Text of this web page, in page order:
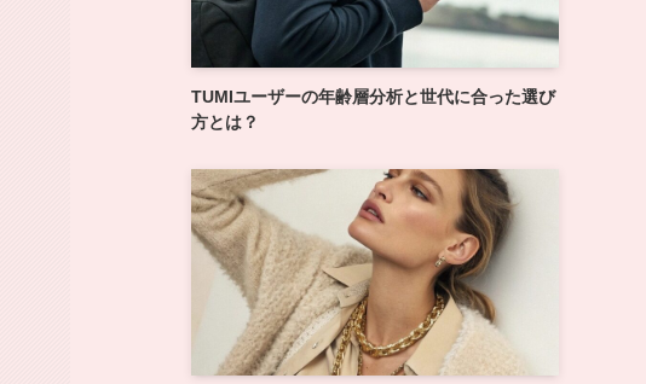
TUMIユーザーの年齢層分析と世代に合った選び
方とは？